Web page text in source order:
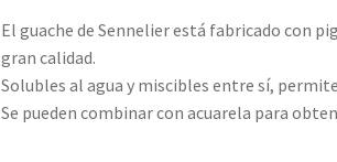
El guache de Sennelier está fabricado con
gran calidad.
Solubles al agua y miscibles entre sí,
Se pueden combinar con acuarela para